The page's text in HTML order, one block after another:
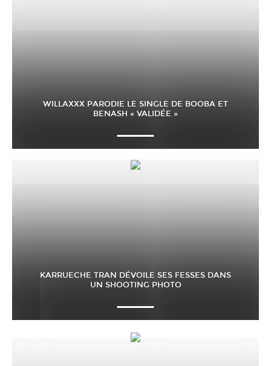
WILLAXXX PARODIE LE SINGLE DE BOOBA ET
BENASH « VALIDÉE »
KARRUECHE TRAN DÉVOILE SES FESSES DANS
UN SHOOTING PHOTO